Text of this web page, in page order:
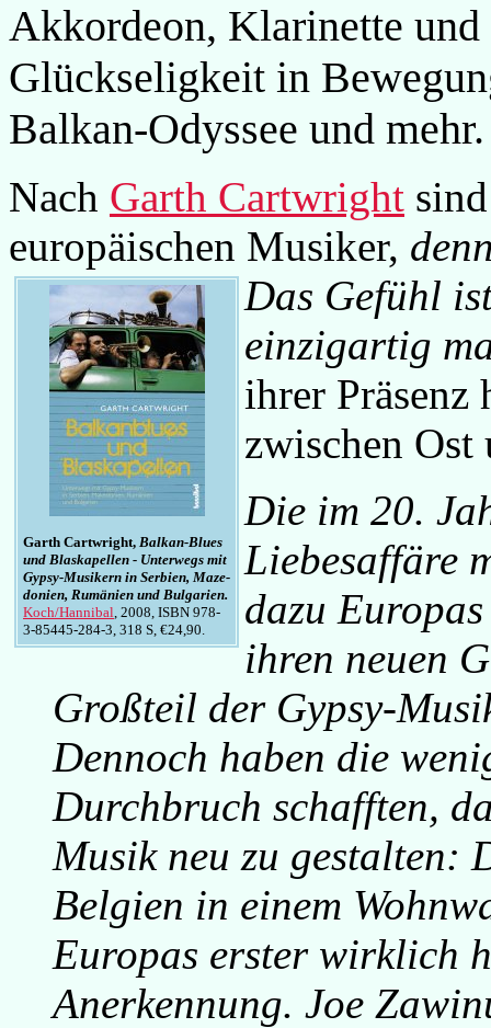
Akkordeon, Klarinette
Glückseligkeit in
Balkan-Odyssee und mehr.
Nach Garth Cartwright
europäischen Musiker,
Das Gefühl
Garth Cartwright, Balkan-Blues
und Blaskapellen - Unterwegs mit
Gypsy-Musikern in Serbien, Maze-
donien, Rumänien und Bulgarien.
Koch/Hannibal, 2008, ISBN 978-
3-85445-284-3, 318 S, €24,90.
einzigartig
ihrer Präsenz
zwischen Ost
Die im 20.
Liebesaffäre
dazu
ihren neuen
Großteil der Gypsy-
Dennoch haben die
Durchbruch schafften,
Musik neu zu gestalten:
Belgien in einem
Europas erster wirklich
Anerkennung. Joe